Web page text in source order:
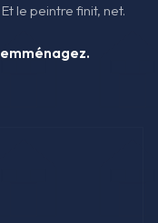
le peintre finit, net.